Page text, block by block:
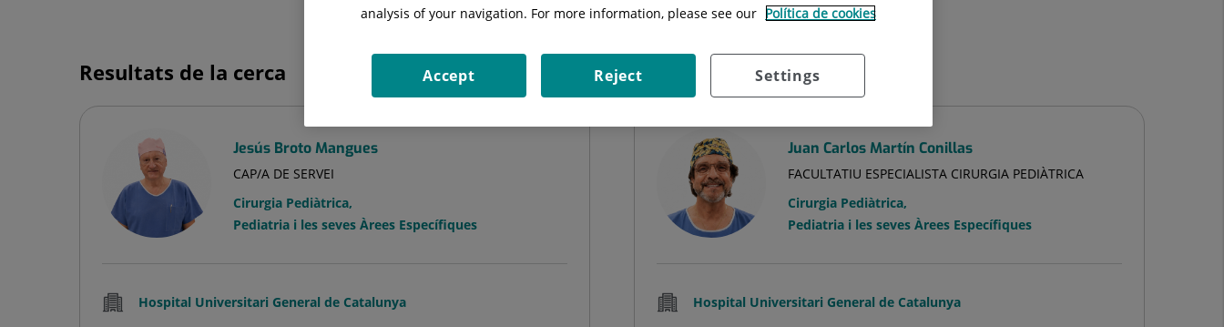
Cercar
Resultats de la cerca
Jesús Broto Mangues
CAP/A DE SERVEI
Cirurgia Pediàtrica,
Pediatria i les seves Àrees Específiques
Hospital Universitari General de Catalunya
Juan Carlos Martín Conillas
FACULTATIU ESPECIALISTA CIRURGIA PEDIÀTRICA
Cirurgia Pediàtrica,
Pediatria i les seves Àrees Específiques
Hospital Universitari General de Catalunya
analysis of your navigation. For more information, please see our Política de cookies
Settings
Reject
Accept